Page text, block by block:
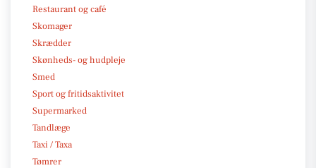
Restaurant og café
Skomager
Skrædder
Skønheds- og hudpleje
Smed
Sport og fritidsaktivitet
Supermarked
Tandlæge
Taxi / Taxa
Tømrer